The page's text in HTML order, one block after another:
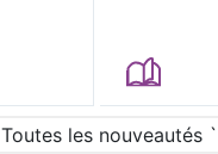
Toutes les nouveautés